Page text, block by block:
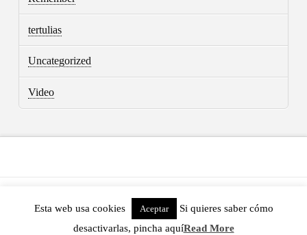
tertulias
Uncategorized
Video
POWERED BY THE X THEME
Esta web usa cookies Aceptar
Si quieres saber cómo
desactivarlas, pincha aquíRead More